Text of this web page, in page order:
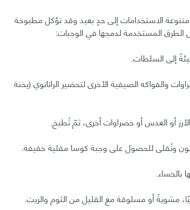
متنوعة الاستخدامات إلى حدٍ بعيد وقد تؤكل مطبوخة
الطرق المستخدمة لدمجها في الوجبات:
إلى السلطات.
والفواكه الصيفية الأخرى لتحضير الراتاتوي (يخنة
أو العدس أو خضراوات أخرى، ثمّ تُطبخ.
وتُقلى للحصول على وجبة كوسا مقلية خفيفة.
بالحساء.
مشويةً أو مسلوقة مع القليل من الثوم والزيت.